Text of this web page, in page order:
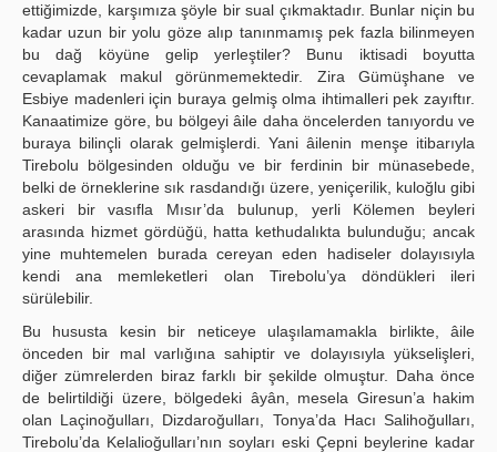
ettiğimizde, karşımıza şöyle bir sual çıkmaktadır. Bunlar niçin bu
kadar uzun bir yolu göze alıp tanınmamış pek fazla bilinmeyen
bu dağ köyüne gelip yerleştiler? Bunu iktisadi boyutta
cevaplamak makul görünmemektedir. Zira Gümüşhane ve
Esbiye madenleri için buraya gelmiş olma ihtimalleri pek zayıftır.
Kanaatimize göre, bu bölgeyi âile daha öncelerden tanıyordu ve
buraya bilinçli olarak gelmişlerdi. Yani âilenin menşe itibarıyla
Tirebolu bölgesinden olduğu ve bir ferdinin bir münasebede,
belki de örneklerine sık rasdandığı üzere, yeniçerilik, kuloğlu gibi
askeri bir vasıfla Mısır’da bulunup, yerli Kölemen beyleri
arasında hizmet gördüğü, hatta kethudalıkta bulunduğu; ancak
yine muhtemelen burada cereyan eden hadiseler dolayısıyla
kendi ana memleketleri olan Tirebolu’ya döndükleri ileri
sürülebilir.
Bu hususta kesin bir neticeye ulaşılamamakla birlikte, âile
önceden bir mal varlığına sahiptir ve dolayısıyla yükselişleri,
diğer zümrelerden biraz farklı bir şekilde olmuştur. Daha önce
de belirtildiği üzere, bölgedeki âyân, mesela Giresun’a hakim
olan Laçinoğulları, Dizdaroğulları, Tonya’da Hacı Salihoğulları,
Tirebolu’da Kelalioğulları’nın soyları eski Çepni beylerine kadar